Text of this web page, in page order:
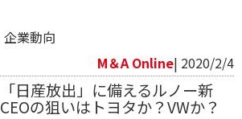
企業動向
M＆A Online| 2020/2/4
「日産放出」に備えるルノー新
CEOの狙いはトヨタか？VWか？